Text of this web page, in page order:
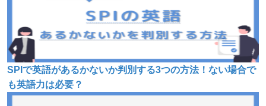
SPIで英語があるかないか判別する3つの方法！ない場合で
も英語力は必要？